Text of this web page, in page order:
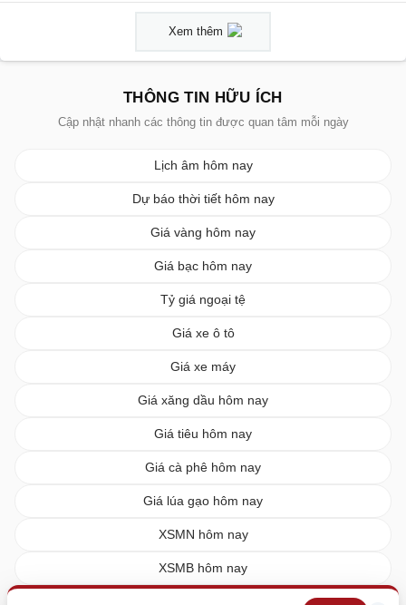
Xem thêm
THÔNG TIN HỮU ÍCH
Cập nhật nhanh các thông tin được quan tâm mỗi ngày
Lịch âm hôm nay
Dự báo thời tiết hôm nay
Giá vàng hôm nay
Giá bạc hôm nay
Tỷ giá ngoại tệ
Giá xe ô tô
Giá xe máy
Giá xăng dầu hôm nay
Giá tiêu hôm nay
Giá cà phê hôm nay
Giá lúa gạo hôm nay
XSMN hôm nay
XSMB hôm nay